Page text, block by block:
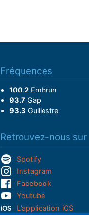
Fréquences
100.2Embrun
93.7 Gap
93.3 Guillestre
Retrouvez-nous sur
Spotify
Instagram
Facebook
Youtube
L'application iOS